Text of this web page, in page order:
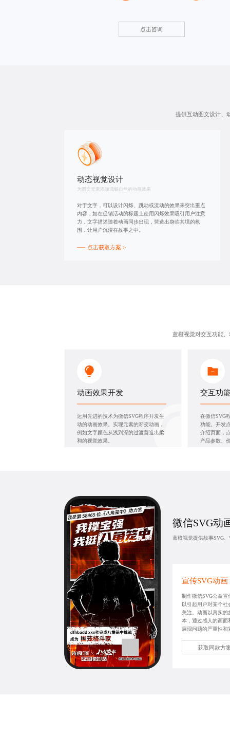
点击咨询
提供互动图文设计、
动态视觉设计
为图文元素添加流畅自然的动画效果
对于文字，可以设计闪烁、跳动或流动的效果来突出重点
内容，如在促销活动的标题上使用闪烁效果吸引用户注意
力，文字描述随着动画同步出现，营造出身临其境的氛
围，让用户沉浸在故事之中。
点击获取方案 >
蓝橙视觉对交互功能
动画效果开发
运用先进的技术为微信SVG程序开发生
动的动画效果。实现元素的渐变动画，
例如文字颜色从浅到深的过渡营造出柔
和的视觉效果。
交互功
在微信SVG
功能。开发
介绍页面，
产品参数、
微信SVG动
蓝橙视觉提供故事SVG
宣传SVG动画
制作微信SVG公益宣
以引起用户对某个社
关注。动画以真实的
本，通过感人的画面
展现问题的严重性和
获取同款方